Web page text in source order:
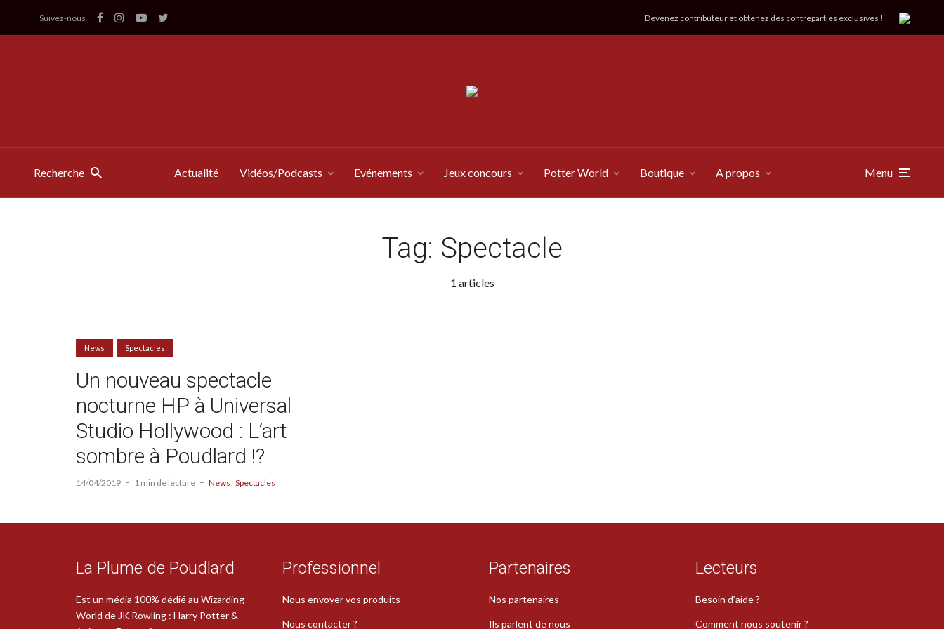
Suivez-nous Devenez contributeur et obtenez des contreparties exclusives !
Recherche Actualité Vidéos/Podcasts Evénements Jeux concours Potter World Boutique A propos Menu
Tag: Spectacle
1 articles
News Spectacles
Un nouveau spectacle
nocturne HP à Universal
Studio Hollywood : L’art
sombre à Poudlard !?
14/04/2019 1 min de lecture News Spectacles
La Plume de Poudlard
Est un média 100% dédié au Wizarding
World de JK Rowling : Harry Potter &
Professionnel
Nous envoyer vos produits
Nous contacter ?
Partenaires
Nos partenaires
Ils parlent de nous
Lecteurs
Besoin d’aide ?
Comment nous soutenir ?